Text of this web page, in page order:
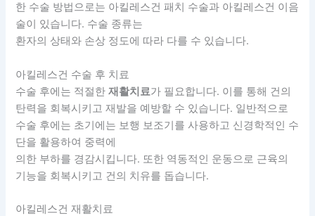
한 수술 방법으로는 아킬레스건 패치 수술과 아킬레스건 이음
술이 있습니다. 수술 종류는
환자의 상태와 손상 정도에 따라 다를 수 있습니다.
아킬레스건 수술 후 치료
수술 후에는 적절한재활치료가 필요합니다. 이를 통해 건의
탄력을 회복시키고 재발을 예방할 수 있습니다. 일반적으로
수술 후에는 초기에는 보행 보조기를 사용하고 신경학적인 수
단을 활용하여 중력에
의한 부하를 경감시킵니다. 또한 역동적인 운동으로 근육의
기능을 회복시키고 건의 치유를 돕습니다.
아킬레스건 재활치료